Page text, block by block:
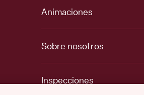
Animaciones
Sobre nosotros
Inspecciones